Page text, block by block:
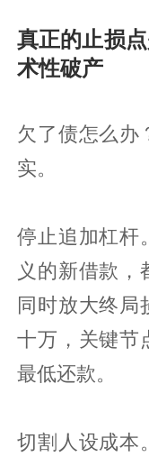
真正的止损
术性破产
欠了债怎么办
实。
停止追加杠杆
义的新借款，
同时放大终局
十万，关键节
最低还款。
切割人设成本